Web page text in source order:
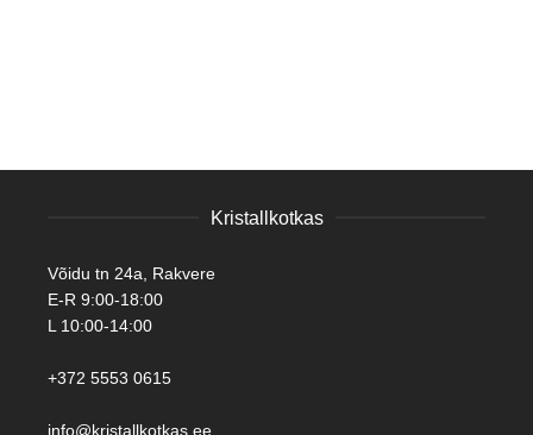
Kristallkotkas
Võidu tn 24a, Rakvere
E-R 9:00-18:00
L 10:00-14:00
+372 5553 0615
info@kristallkotkas.ee